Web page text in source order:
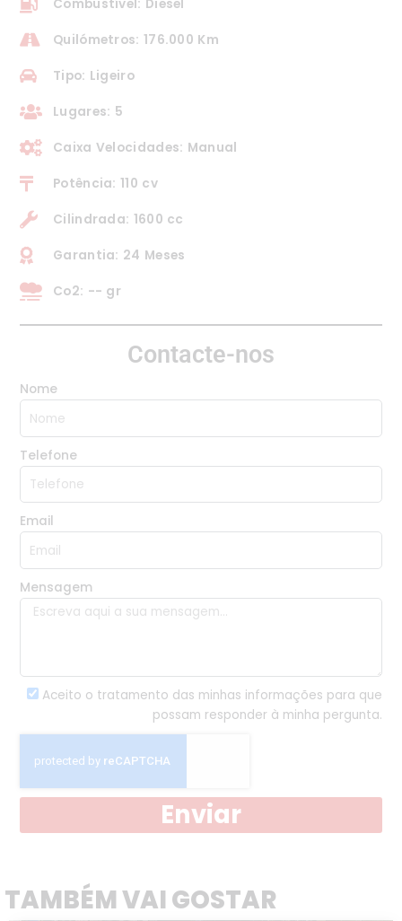
Combustível: Diesel
Quilómetros: 176.000 Km
Tipo: Ligeiro
Lugares: 5
Caixa Velocidades: Manual
Potência: 110 cv
Cilindrada: 1600 cc
Garantia: 24 Meses
Co2: -- gr
Contacte-nos
Nome
Telefone
Email
Mensagem
Aceito o tratamento das minhas informações para que
possam responder à minha pergunta.
Enviar
TAMBÉM VAI GOSTAR